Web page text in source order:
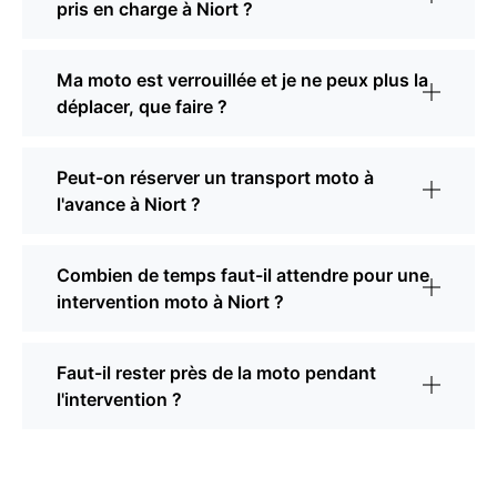
pris en charge à Niort ?
Ma moto est verrouillée et je ne peux plus la
déplacer, que faire ?
Peut-on réserver un transport moto à
l'avance à Niort ?
Combien de temps faut-il attendre pour une
intervention moto à Niort ?
Faut-il rester près de la moto pendant
l'intervention ?